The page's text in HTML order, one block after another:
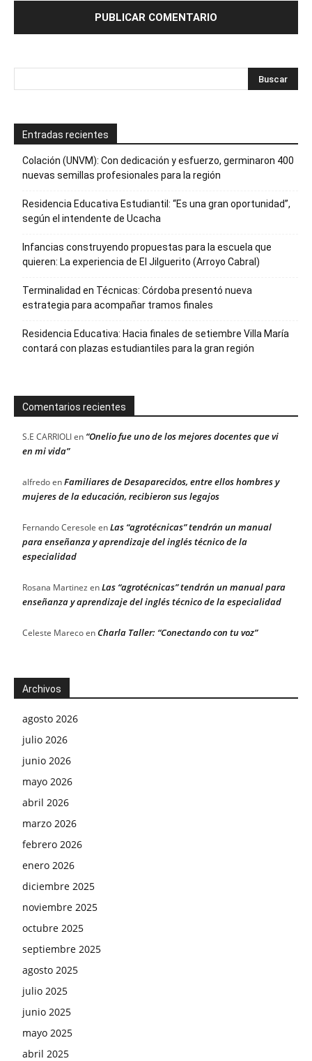
Entradas recientes
Colación (UNVM): Con dedicación y esfuerzo, germinaron 400
nuevas semillas profesionales para la región
Residencia Educativa Estudiantil: “Es una gran oportunidad”,
según el intendente de Ucacha
Infancias construyendo propuestas para la escuela que
quieren: La experiencia de El Jilguerito (Arroyo Cabral)
Terminalidad en Técnicas: Córdoba presentó nueva
estrategia para acompañar tramos finales
Residencia Educativa: Hacia finales de setiembre Villa María
contará con plazas estudiantiles para la gran región
Comentarios recientes
S.E CARRIOLIen “Onelio fue uno de los mejores docentes que vi
en mi vida”
alfredoenFamiliares de Desaparecidos, entre ellos hombres y
mujeres de la educación, recibieron sus legajos
Fernando Ceresole enLas “agrotécnicas” tendrán un manual
para enseñanza y aprendizaje del inglés técnico de la
especialidad
Rosana Martinez enLas “agrotécnicas” tendrán un manual para
enseñanza y aprendizaje del inglés técnico de la especialidad
Celeste MarecoenCharla Taller: “Conectando con tu voz”
Archivos
agosto 2026
julio 2026
junio 2026
mayo 2026
abril 2026
marzo 2026
febrero 2026
enero 2026
diciembre 2025
noviembre 2025
octubre 2025
septiembre 2025
agosto 2025
julio 2025
junio 2025
mayo 2025
abril 2025